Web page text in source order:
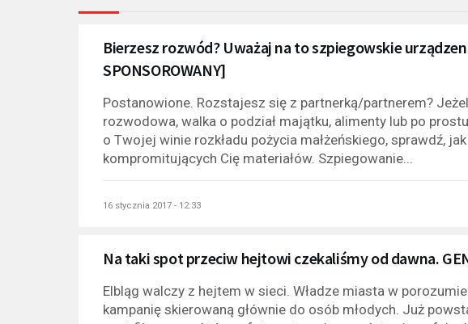
Bierzesz rozwód? Uważaj na to szpiegowskie
SPONSOROWANY]
Postanowione. Rozstajesz się z partnerką/partnerem?
rozwodowa, walka o podział majątku, alimenty lub po
o Twojej winie rozkładu pożycia małżeńskiego, sprawdź,
kompromitujących Cię materiałów. Szpiegowanie...
16 stycznia 2017 - 12:33
Na taki spot przeciw hejtowi czekaliśmy od dawna.
Elbląg walczy z hejtem w sieci. Władze miasta w
kampanię skierowaną głównie do osób młodych. Już